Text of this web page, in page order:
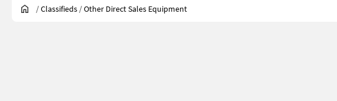
/Classifieds /Other Direct Sales Equipment